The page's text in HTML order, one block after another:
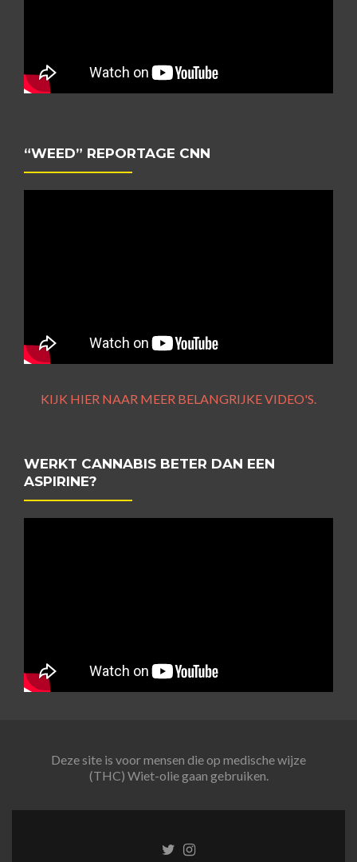
“WEED” REPORTAGE CNN
KIJK HIER NAAR MEER BELANGRIJKE VIDEO'S.
WERKT CANNABIS BETER DAN EEN
ASPIRINE?
Deze site is voor mensen die op medische wijze
(THC) Wiet-olie gaan gebruiken.
TwitterInstagram